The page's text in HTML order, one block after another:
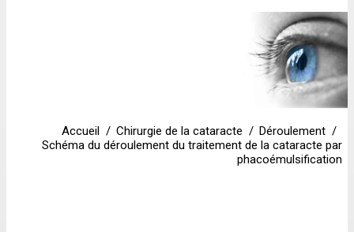
Accueil Chirurgie de la cataracte
Déroulement
Schéma du déroulement du traitement de la cataracte par
phacoémulsification